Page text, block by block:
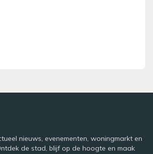
nieuws, evenementen, woningmarkt en
de stad, blijf op de hoogte en maak